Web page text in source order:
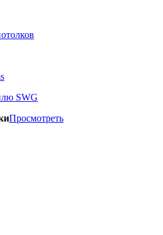
SWG
Просмотреть